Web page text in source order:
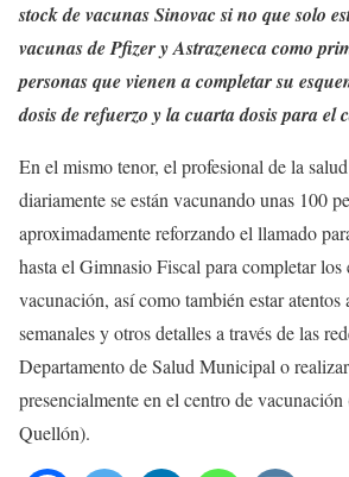
stock de vacunas Sinovac si no que solo
vacunas de Pfizer y Astrazeneca como
personas que vienen a completar su
dosis de refuerzo y la cuarta dosis para el
En el mismo tenor, el profesional de la
diariamente se están vacunando unas 100
aproximadamente reforzando el llamado
hasta el Gimnasio Fiscal para completar los
vacunación, así como también estar atentos
semanales y otros detalles a través de las
Departamento de Salud Municipal o
presencialmente en el centro de
Quellón).